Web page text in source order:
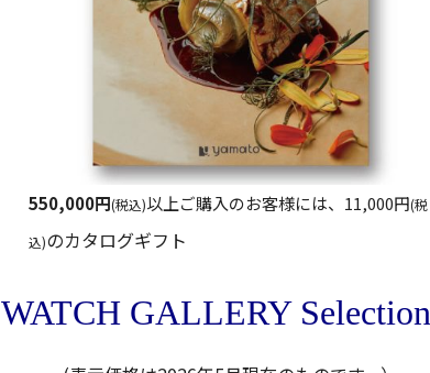
550,000円(税込)以上ご購入のお客様には、11,000円(税
込)のカタログギフト
WATCH GALLERY Selection